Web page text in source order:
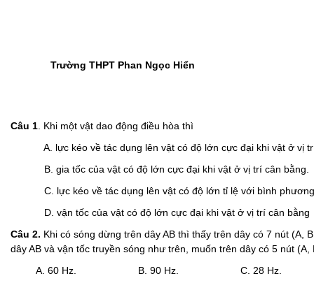
Trường THPT Phan Ngọc Hiển
Câu 1 . Khi một vật dao động điều hòa thì
A. lực kéo về tác dụng lên vật có độ lớn cực đại khi vật ở vị
B. gia tốc của vật có độ lớn cực đại khi vật ở vị trí cân bằng.
C. lực kéo về tác dụng lên vật có độ lớn tỉ lệ với bình phương
D. vận tốc của vật có độ lớn cực đại khi vật ở vị trí cân bằng
Câu 2. Khi có sóng dừng trên dây AB thì thấy trên dây có 7 nút (A,
dây AB và vận tốc truyền sóng như trên, muốn trên dây có 5 nút
A. 60 Hz. B. 90 Hz. C. 28 Hz.